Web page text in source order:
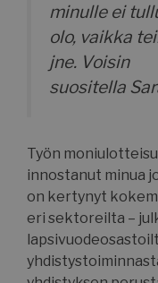
minulle ei
olo, vaikka
jne. Voisin
suositella
Työn
innostanut minua
on kertynyt
eri sektoreilta –